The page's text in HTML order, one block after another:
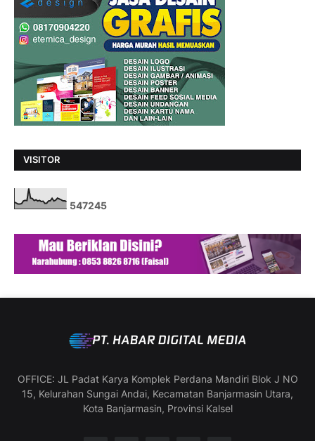
VISITOR
547245
OFFICE: JL Padat Karya Komplek Perdana Mandiri Blok J NO
15, Kelurahan Sungai Andai, Kecamatan Banjarmasin Utara,
Kota Banjarmasin, Provinsi Kalsel